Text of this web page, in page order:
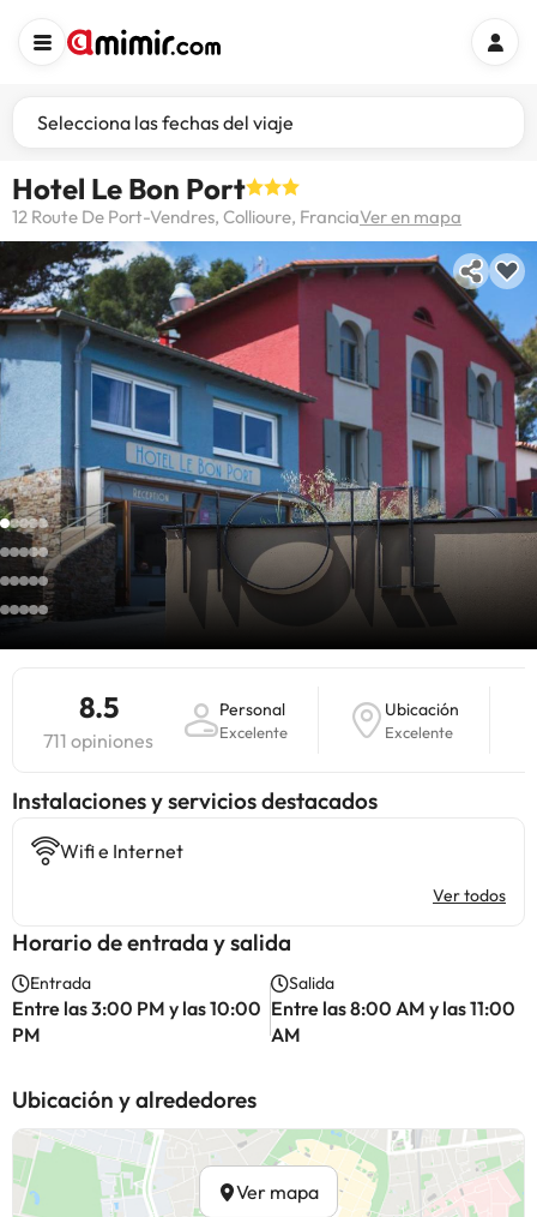
Selecciona las fechas del viaje
Hotel Le Bon Port
12 Route De Port-Vendres, Collioure, FranciaVer en mapa
8.5
711 opiniones
Personal
Excelente
Ubicación
Excelente
Instalaciones y servicios destacados
Wifi e Internet
Ver todos
Horario de entrada y salida
Entrada
Entre las 3:00 PM y las 10:00
PM
Salida
Entre las 8:00 AM y las 11:00
AM
Ubicación y alrededores
Ver mapa